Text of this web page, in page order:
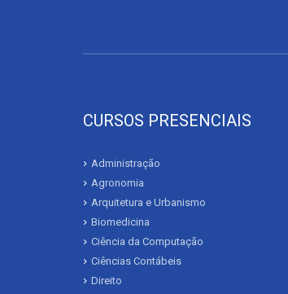
CURSOS PRESENCIAIS
Administração
Agronomia
Arquitetura e Urbanismo
Biomedicina
Ciência da Computação
Ciências Contábeis
Direito